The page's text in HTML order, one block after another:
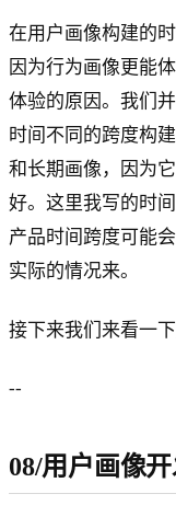
在用户画像构建的
因为行为画像更能
体验的原因。我们
时间不同的跨度构
和长期画像，因为
好。这里我写的时
产品时间跨度可能
实际的情况来。
接下来我们来看一
--
08/用户画像